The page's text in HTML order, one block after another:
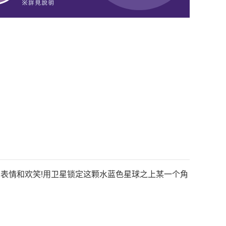
情和欢笑!用卫星锁定这颗水蓝色星球之上某一个角